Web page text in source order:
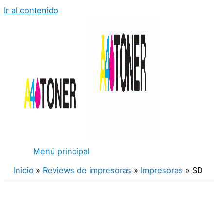
Ir al contenido
Menú principal
Inicio
Reviews de impresoras Impresoras SD